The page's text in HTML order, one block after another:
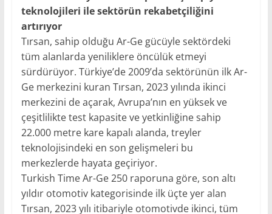
teknolojileri ile sektörün rekabetçiliğini
artırıyor
Tırsan, sahip olduğu Ar-Ge gücüyle sektördeki
tüm alanlarda yeniliklere öncülük etmeyi
sürdürüyor. Türkiye’de 2009’da sektörünün ilk Ar-
Ge merkezini kuran Tırsan, 2023 yılında ikinci
merkezini de açarak, Avrupa’nın en yüksek ve
çeşitlilikte test kapasite ve yetkinliğine sahip
22.000 metre kare kapalı alanda, treyler
teknolojisindeki en son gelişmeleri bu
merkezlerde hayata geçiriyor.
Turkish Time Ar-Ge 250 raporuna göre, son altı
yıldır otomotiv kategorisinde ilk üçte yer alan
Tırsan, 2023 yılı itibariyle otomotivde ikinci, tüm